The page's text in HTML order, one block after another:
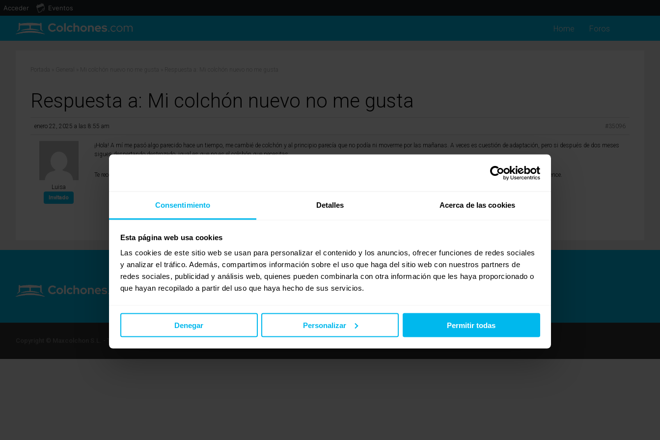
Consentimiento Detalles Acerca de las cookies
Esta página web usa cookies
Las cookies de este sitio web se usan para personalizar el contenido y los anuncios, ofrecer funciones de redes sociales
y analizar el tráfico. Además, compartimos información sobre el uso que haga del sitio web con nuestros partners de
redes sociales, publicidad y análisis web, quienes pueden combinarla con otra información que les haya proporcionado o
que hayan recopilado a partir del uso que haya hecho de sus servicios.
Denegar Personalizar Permitir todas
Home Foros
Respuesta a: Mi colchón nuevo no me gusta
enero 22, 2025 a las 8:55 am #35096
Luisa
Invitado
¡Hola! A mí me pasó algo parecido hace un tiempo, me cambié de colchón y al principio parecía que no podía ni moverme por las mañanas. A veces es cuestión de adaptación, pero si después de dos meses
sigues despertando destrozado, igual es que no es el colchón que necesitas.
Te recomendaría probar otra opción. Si te siguen dando problemas, siempre puedes mirar otros colchones, incluso con garantía de prueba, que te permitan devolverlo si no te convence.
Acceder Eventos